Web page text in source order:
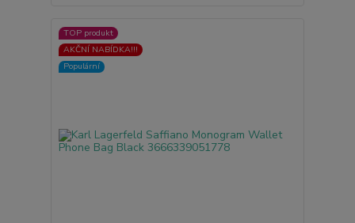
TOP produkt
AKČNÍ NABÍDKA!!!
Populární